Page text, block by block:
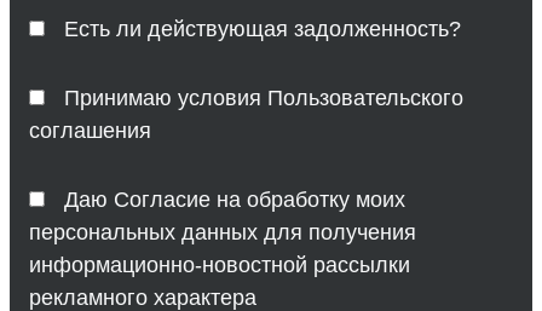
Есть ли действующая задолженность?
Принимаю условия Пользовательского
соглашения
Даю Согласие на обработку моих
персональных данных для получения
информационно-новостной рассылки
рекламного характера